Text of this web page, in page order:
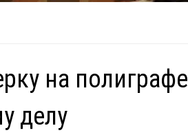
на полиграфе
делу